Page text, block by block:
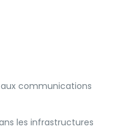
communications
les infrastructures